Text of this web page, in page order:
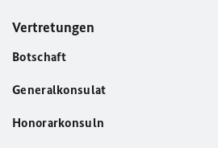
Vertretungen
Botschaft
Generalkonsulat
Honorarkonsuln